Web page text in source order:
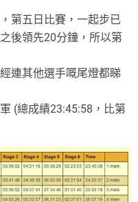
第五日比賽，一起步已
後領先20分鐘，所以第
連其他選手嘅尾燈都睇
(總成績23:45:58，比第